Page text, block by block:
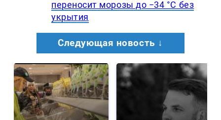
переносит морозы до −34 °C без
укрытия
Следующая новость ↓